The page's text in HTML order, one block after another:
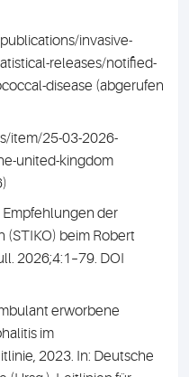
invasive-
releases/notified-
disease (abgerufen
item/25-03-2026-
united-kingdom
Empfehlungen der
(STIKO) beim Robert
2026;4:1–79. DOI
erworbene
im
2023. In: Deutsche